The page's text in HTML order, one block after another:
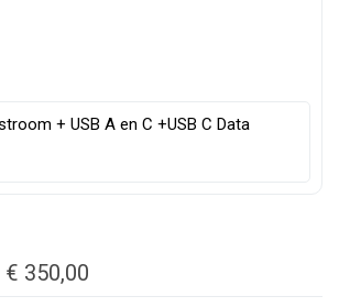
+ USB A en C +USB C Data
€ 350,00